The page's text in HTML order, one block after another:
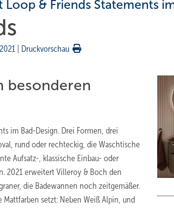
& Friends Statements
Druckvorschau
besonderen
im Bad-Design. Drei Formen, drei
rund oder rechteckig, die Waschtische
Aufsatz-, klassische Einbau- oder
2021 erweitert Villeroy & Boch den
die Badewannen noch zeitgemäßer.
Mattfarben setzt: Neben Weiß Alpin, und